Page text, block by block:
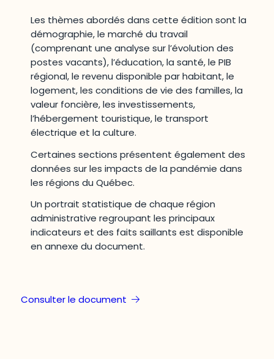
Les thèmes abordés dans cette édition sont la
démographie, le marché du travail
(comprenant une analyse sur l’évolution des
postes vacants), l’éducation, la santé, le PIB
régional, le revenu disponible par habitant, le
logement, les conditions de vie des familles, la
valeur foncière, les investissements,
l’hébergement touristique, le transport
électrique et la culture.
Certaines sections présentent également des
données sur les impacts de la pandémie dans
les régions du Québec.
Un portrait statistique de chaque région
administrative regroupant les principaux
indicateurs et des faits saillants est disponible
en annexe du document.
Consulter le document